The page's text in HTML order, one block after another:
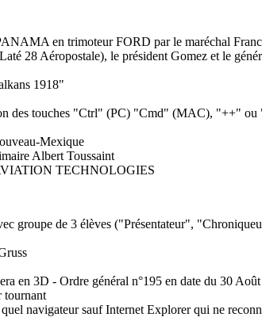
en trimoteur FORD par le maréchal
28 Aéropostale), le président Gomez et le
1918"
touches "Ctrl" (PC) "Cmd" (MAC), "++" ou
Mexique
Albert Toussaint
TECHNOLOGIES
groupe de 3 élèves ("Présentateur",
en 3D - Ordre général n°195 en date du 30
tournant
navigateur sauf Internet Explorer qui ne